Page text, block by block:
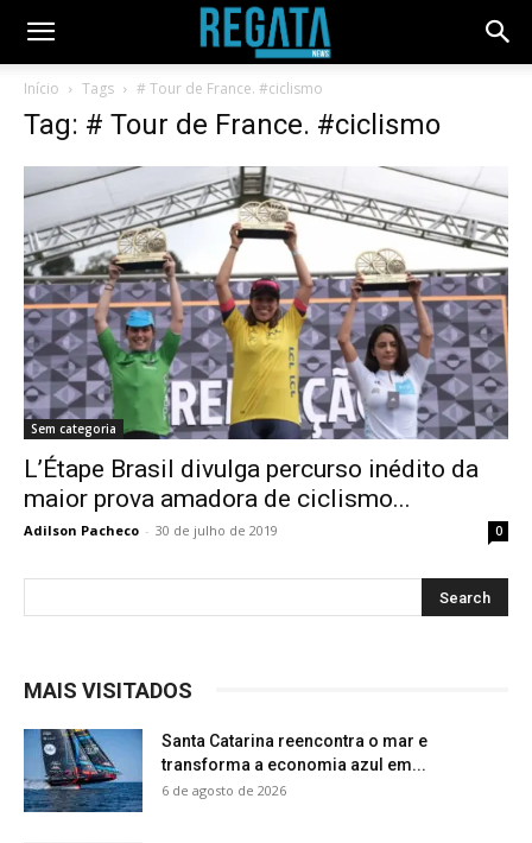
Início Tags # Tour de France. #ciclismo
Tag: # Tour de France. #ciclismo
Sem categoria
L’Étape Brasil divulga percurso inédito da
maior prova amadora de ciclismo...
Adilson Pacheco - 30 de julho de 2019 0
MAIS VISITADOS
Santa Catarina reencontra o mar e
transforma a economia azul em...
6 de agosto de 2026